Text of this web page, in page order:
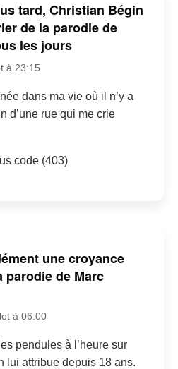
tard, Christian Bégin
de la parodie de
les jours
à 23:15
dans ma vie où il n’y a
d’une rue qui me crie
code (403)
une croyance
parodie de Marc
à 06:00
pendules à l’heure sur
lui attribue depuis 18 ans.